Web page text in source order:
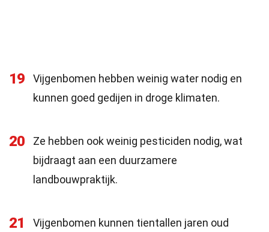
19
Vijgenbomen hebben weinig water nodig en
kunnen goed gedijen in droge klimaten.
20
Ze hebben ook weinig pesticiden nodig, wat
bijdraagt aan een duurzamere
landbouwpraktijk.
21
Vijgenbomen kunnen tientallen jaren oud